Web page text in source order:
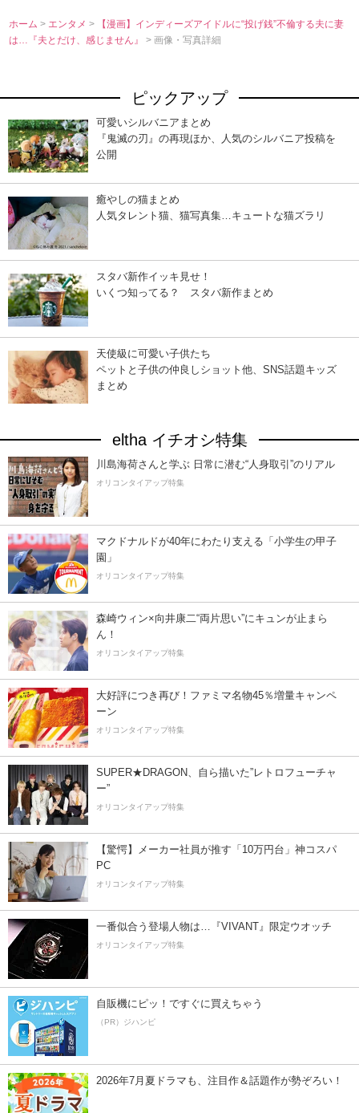
ホーム > エンタメ>
【漫画】インディーズアイドルに“投げ銭”不倫する夫に妻
は…『夫とだけ、感じません』> 画像・写真詳細
ピックアップ
可愛いシルバニアまとめ
『鬼滅の刃』の再現ほか、人気のシルバニア投稿を
公開
癒やしの猫まとめ
人気タレント猫、猫写真集…キュートな猫ズラリ
スタバ新作イッキ見せ！
いくつ知ってる？ スタバ新作まとめ
天使級に可愛い子供たち
ペットと子供の仲良しショット他、SNS話題キッズ
まとめ
eltha イチオシ特集
川島海荷さんと学ぶ 日常に潜む“人身取引”のリアル
オリコンタイアップ特集
マクドナルドが40年にわたり支える「小学生の甲子
園」
オリコンタイアップ特集
森崎ウィン×向井康二“両片思い”にキュンが止まら
ん！
オリコンタイアップ特集
大好評につき再び！ファミマ名物45％増量キャンペ
ーン
オリコンタイアップ特集
SUPER★DRAGON、自ら描いた”レトロフューチャ
ー”
オリコンタイアップ特集
【驚愕】メーカー社員が推す「10万円台」神コスパ
PC
オリコンタイアップ特集
一番似合う登場人物は…『VIVANT』限定ウオッチ
オリコンタイアップ特集
自販機にピッ！ですぐに買えちゃう
（PR）ジハンピ
2026年7月夏ドラマも、注目作＆話題作が勢ぞろい！